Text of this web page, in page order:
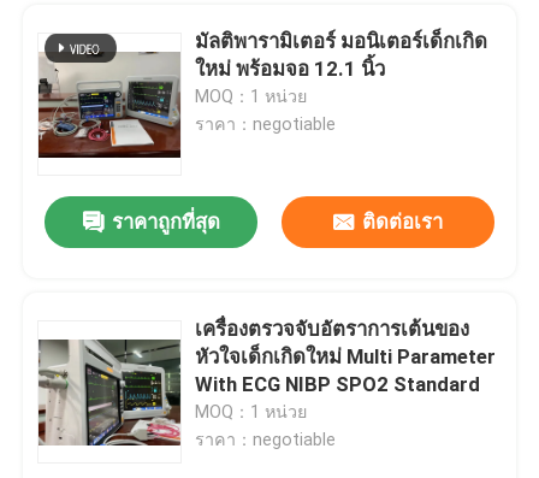
มัลติพารามิเตอร์ มอนิเตอร์เด็กเกิด
ใหม่ พร้อมจอ 12.1 นิ้ว
MOQ：1 หน่วย
ราคา：negotiable
ราคาถูกที่สุด ติดต่อเรา
เครื่องตรวจจับอัตราการเต้นของ
หัวใจเด็กเกิดใหม่ Multi Parameter
With ECG NIBP SPO2 Standard
MOQ：1 หน่วย
ราคา：negotiable